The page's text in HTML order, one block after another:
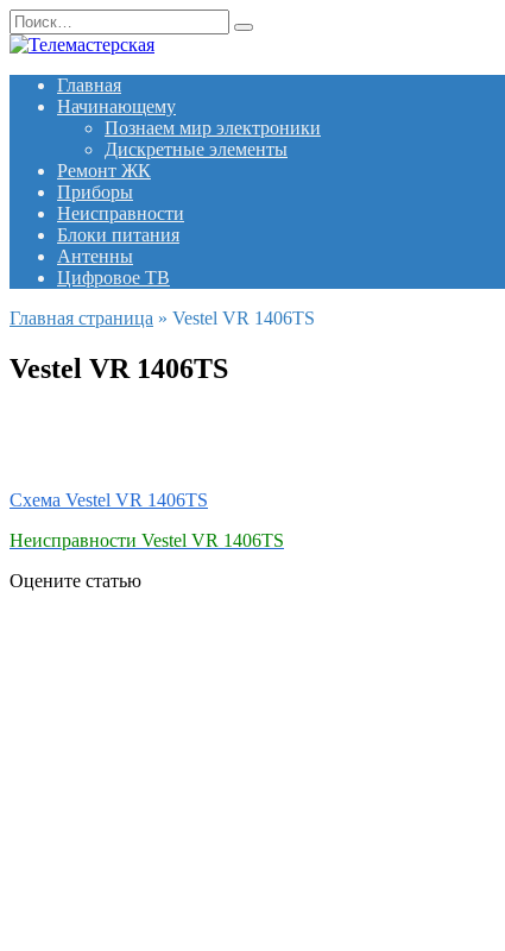
Перейти
к
Search
for:
Главная
Начинающему
Познаем мир электроники
Дискретные элементы
Ремонт ЖК
Приборы
Неисправности
Блоки питания
Антенны
Цифровое ТВ
Главная страница » Vestel VR 1406TS
Vestel VR 1406TS
Схема Vestel VR 1406TS
Неисправности Vestel VR 1406TS
Оцените статью